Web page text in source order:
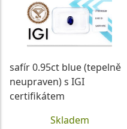
safír 0.95ct blue (tepelně
neupraven) s IGI
certifikátem
Skladem